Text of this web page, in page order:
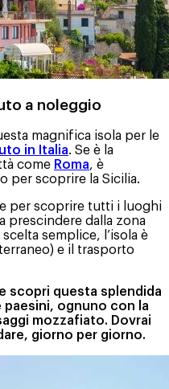
a noleggio
magnifica isola per le
in Italia. Se è la
come Roma, è
per scoprire la Sicilia.
per scoprire tutti i luoghi
prescindere dalla zona
semplice, l’isola è
e il trasporto
scopri questa splendida
ognuno con la
mozzafiato. Dovrai
giorno per giorno.